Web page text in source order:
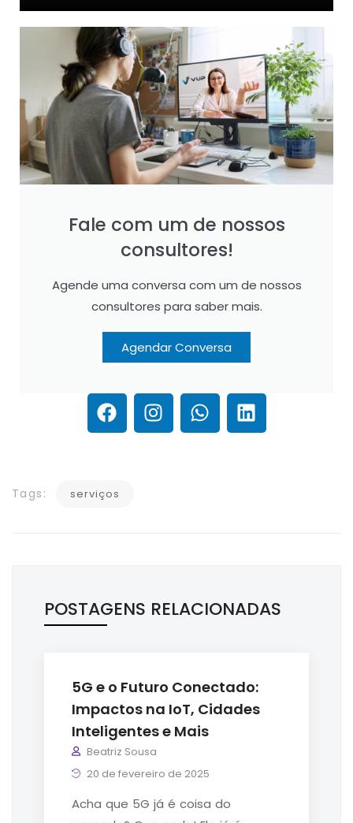
Fale com um de nossos
consultores!
Agende uma conversa com um de nossos
consultores para saber mais.
Agendar Conversa
Tags: serviços
POSTAGENS RELACIONADAS
5G e o Futuro Conectado:
Impactos na IoT, Cidades
Inteligentes e Mais
Beatriz Sousa
20 de fevereiro de 2025
Acha que 5G já é coisa do